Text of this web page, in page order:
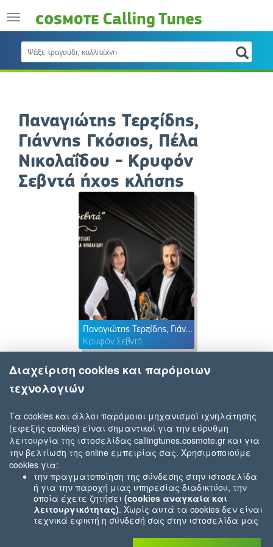
Παναγιώτης Τερζίδης,
Γιάννης Γκόσιος, Πέλα
Νικολαΐδου - Κρυφόν
Σεβντά ήχος κλήσης
Παναγιώτης Τερζίδης, Γιάννης Γκόσιος, Πέλα Νικολαΐδου
Κρυφόν Σεβντά
Διαχείριση cookies και παρόμοιων
τεχνολογιών
Τα cookies και άλλοι παρόμοιοι μηχανισμοί ιχνηλάτησης
(εφεξής cookies) είναι σημαντικοί για την εύρυθμη
λειτουργία της ιστοσελίδας callingtunes.cosmote.gr και για
την βελτίωση της online εμπειρίας σας. Χρησιμοποιούμε
cookies για:
την πραγματοποίηση της σύνδεσης στην ιστοσελίδα
ή για την παροχή μιας υπηρεσίας διαδικτύου, την
οποία έχετε ζητήσει (cookies αναγκαία και
λειτουργικότητας). Χωρίς αυτά τα cookies δεν είναι
τεχνικά εφικτή η σύνδεσή σας στην ιστοσελίδα μας
που εσείς μας ζητήσατε (π.χ.cookies που αφορούν